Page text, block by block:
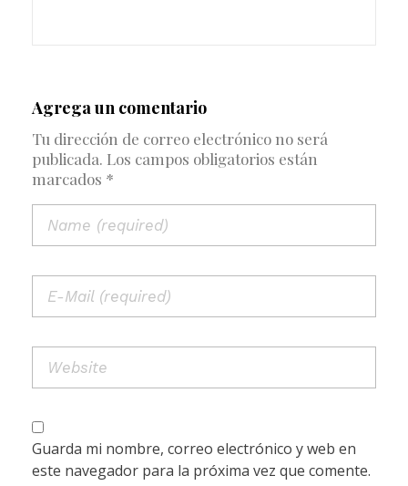
Agrega un comentario
Tu dirección de correo electrónico no será
publicada. Los campos obligatorios están
marcados *
Guarda mi nombre, correo electrónico y web en
este navegador para la próxima vez que comente.